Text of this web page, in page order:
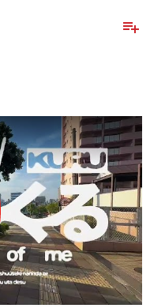
playlist_add